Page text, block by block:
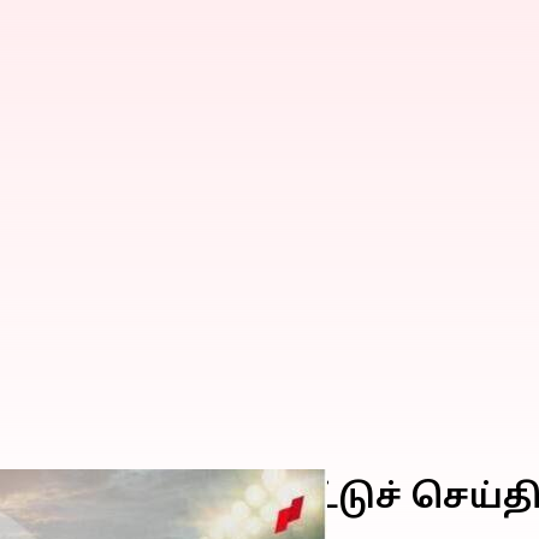
விளையாட்டுச்